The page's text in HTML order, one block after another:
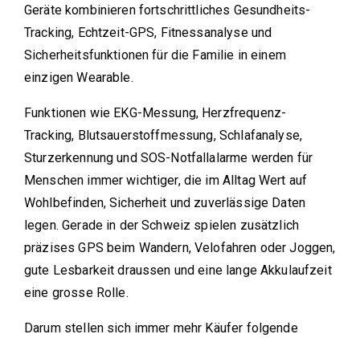
Geräte kombinieren fortschrittliches Gesundheits-
Tracking, Echtzeit-GPS, Fitnessanalyse und
Sicherheitsfunktionen für die Familie in einem
einzigen Wearable.
Funktionen wie EKG-Messung, Herzfrequenz-
Tracking, Blutsauerstoffmessung, Schlafanalyse,
Sturzerkennung und SOS-Notfallalarme werden für
Menschen immer wichtiger, die im Alltag Wert auf
Wohlbefinden, Sicherheit und zuverlässige Daten
legen. Gerade in der Schweiz spielen zusätzlich
präzises GPS beim Wandern, Velofahren oder Joggen,
gute Lesbarkeit draussen und eine lange Akkulaufzeit
eine grosse Rolle.
Darum stellen sich immer mehr Käufer folgende